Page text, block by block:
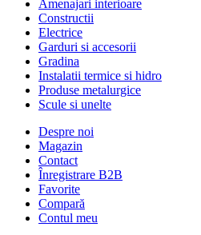
Amenajari interioare
Constructii
Electrice
Garduri si accesorii
Gradina
Instalatii termice si hidro
Produse metalurgice
Scule si unelte
Despre noi
Magazin
Contact
Înregistrare B2B
Favorite
Compară
Contul meu